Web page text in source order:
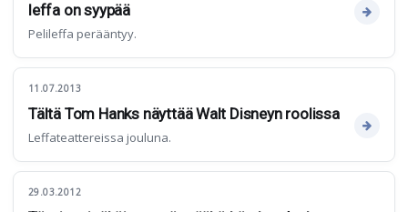
leffa on syypää
Pelileffa perääntyy.
11.07.2013
Tältä Tom Hanks näyttää Walt Disneyn roolissa
Leffateattereissa jouluna.
29.03.2012